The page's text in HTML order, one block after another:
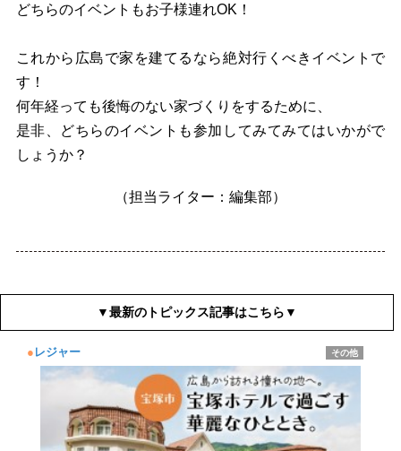
どちらのイベントもお子様連れOK！
これから広島で家を建てるなら絶対行くべきイベントで
す！
何年経っても後悔のない家づくりをするために、
是非、どちらのイベントも参加してみてみてはいかがで
しょうか？
（担当ライター：編集部）
▼最新のトピックス記事はこちら▼
● レジャー その他